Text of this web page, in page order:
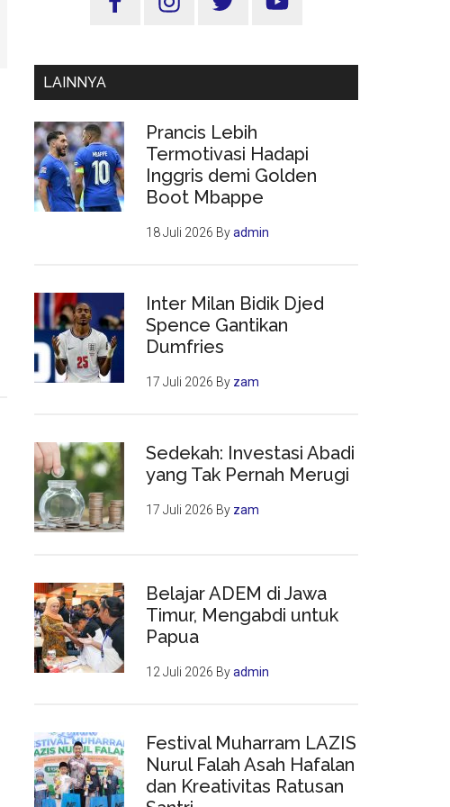
Utama
LAINNYA
Prancis Lebih
Termotivasi Hadapi
Inggris demi Golden
Boot Mbappe
18 Juli 2026 Byadmin
Inter Milan Bidik Djed
Spence Gantikan
Dumfries
17 Juli 2026 By zam
Sedekah: Investasi Abadi
yang Tak Pernah Merugi
17 Juli 2026 By zam
Belajar ADEM di Jawa
Timur, Mengabdi untuk
Papua
12 Juli 2026 Byadmin
Festival Muharram LAZIS
Nurul Falah Asah Hafalan
dan Kreativitas Ratusan